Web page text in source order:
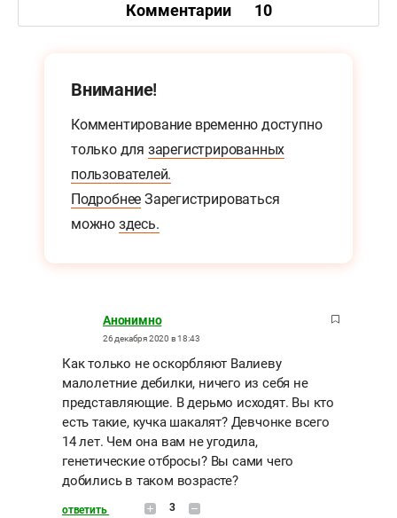
Комментарии 10
Внимание!
Комментирование временно доступно
только для зарегистрированных
пользователей.
Подробнее Зарегистрироваться
можно здесь.
Анонимно
26 декабря 2020 в 18:43
Как только не оскорбляют Валиеву
малолетние дебилки, ничего из себя не
представляющие. В дерьмо исходят. Вы кто
есть такие, кучка шакалят? Девчонке всего
14 лет. Чем она вам не угодила,
генетические отбросы? Вы сами чего
добились в таком возрасте?
ответить 3